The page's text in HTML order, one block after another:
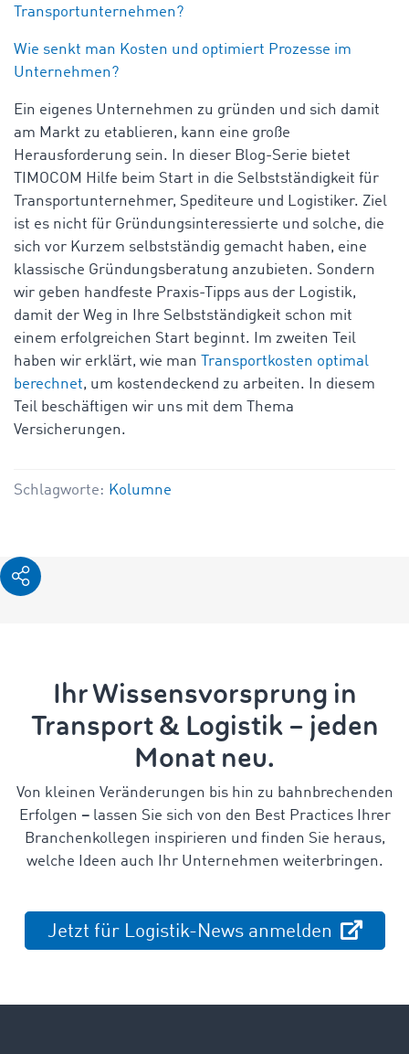
Transportunternehmen?
Wie senkt man Kosten und optimiert Prozesse im
Unternehmen?
Ein eigenes Unternehmen zu gründen und sich damit
am Markt zu etablieren, kann eine große
Herausforderung sein. In dieser Blog-Serie bietet
TIMOCOM Hilfe beim Start in die Selbstständigkeit für
Transportunternehmer, Spediteure und Logistiker. Ziel
ist es nicht für Gründungsinteressierte und solche, die
sich vor Kurzem selbstständig gemacht haben, eine
klassische Gründungsberatung anzubieten. Sondern
wir geben handfeste Praxis-Tipps aus der Logistik,
damit der Weg in Ihre Selbstständigkeit schon mit
einem erfolgreichen Start beginnt. Im zweiten Teil
haben wir erklärt, wie man
Transportkosten optimal
berechnet, um kostendeckend zu arbeiten. In diesem
Teil beschäftigen wir uns mit dem Thema
Versicherungen.
Schlagworte: Kolumne
Ihr Wissensvorsprung in
Transport & Logistik – jeden
Monat neu.
Von kleinen Veränderungen bis hin zu bahnbrechenden
Erfolgen –lassen Sie sich von den Best Practices Ihrer
Branchenkollegen inspirieren und finden Sie heraus,
welche Ideen auch Ihr Unternehmen weiterbringen.
Jetzt für Logistik-News anmelden